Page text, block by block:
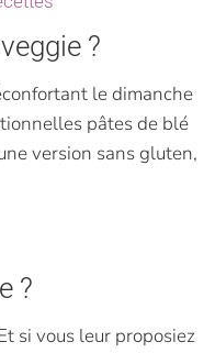
?
le dimanche
pâtes de blé
version sans gluten,
?
si vous leur proposiez